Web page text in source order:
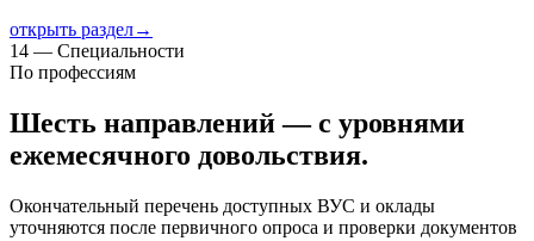
открыть раздел→
14 — Специальности
По профессиям
Шесть направлений — с уровнями
ежемесячного довольствия.
Окончательный перечень доступных ВУС и оклады
уточняются после первичного опроса и проверки документов